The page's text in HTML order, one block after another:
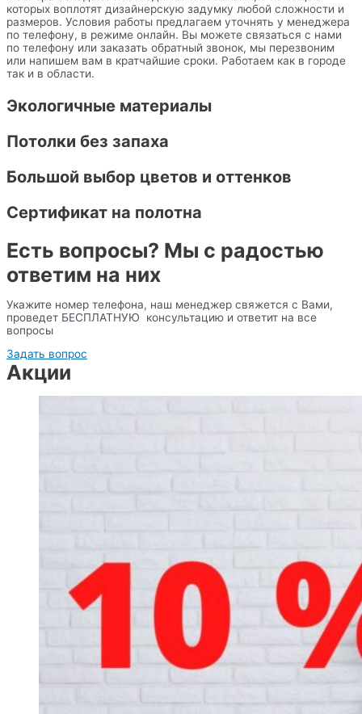
которых воплотят дизайнерскую задумку любой сложности и
размеров. Условия работы предлагаем уточнять у менеджера
по телефону, в режиме онлайн. Вы можете связаться с нами
по телефону или заказать обратный звонок, мы перезвоним
или напишем вам в кратчайшие сроки. Работаем как в городе
так и в области.
Экологичные материалы
Потолки без запаха
Большой выбор цветов и оттенков
Сертификат на полотна
Есть вопросы? Мы с радостью
ответим на них
Укажите номер телефона, наш менеджер свяжется с Вами,
проведет БЕСПЛАТНУЮ консультацию и ответит на все
вопросы
Задать вопрос
Акции